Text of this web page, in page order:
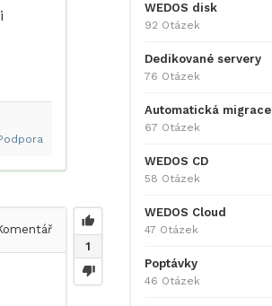
1
WEDOS disk
92 Otázek
Dedikované servery
76 Otázek
Automatická migrace
67 Otázek
WEDOS CD
58 Otázek
WEDOS Cloud
47 Otázek
Poptávky
46 Otázek